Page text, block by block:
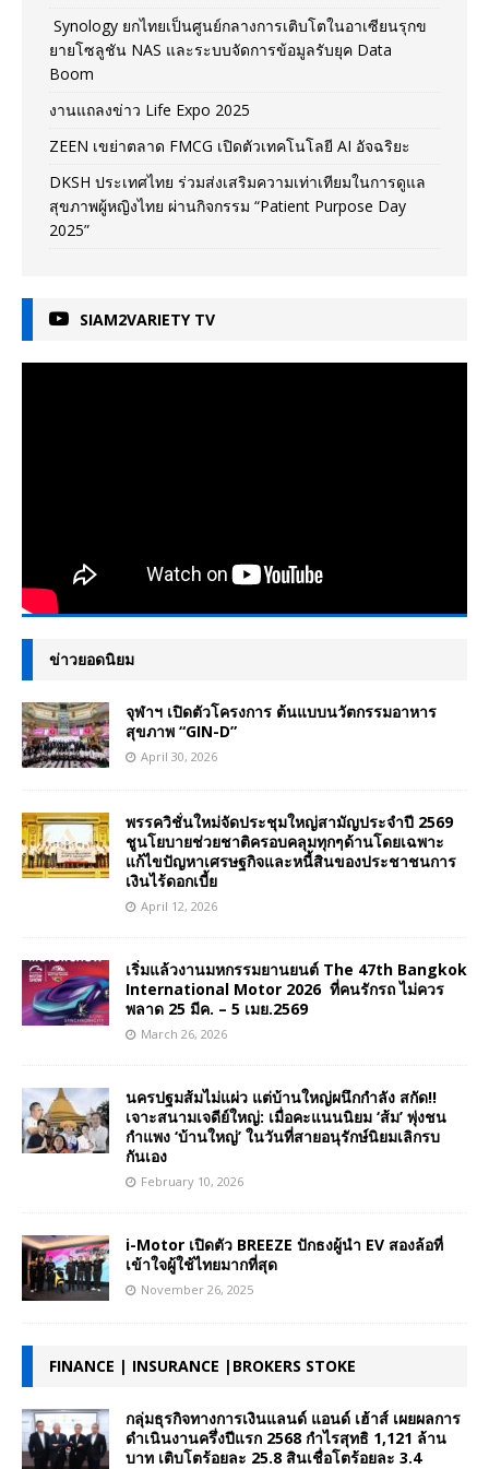
Synology ยกไทยเป็นศูนย์กลางการเติบโตในอาเซียนรุกข
ยายโซลูชัน NAS และระบบจัดการข้อมูลรับยุค Data
Boom
งานแถลงข่าว Life Expo 2025
ZEEN เขย่าตลาด FMCG เปิดตัวเทคโนโลยี AI อัจฉริยะ
DKSH ประเทศไทย ร่วมส่งเสริมความเท่าเทียมในการดูแล
สุขภาพผู้หญิงไทย ผ่านกิจกรรม “Patient Purpose Day
2025”
SIAM2VARIETY TV
ข่าวยอดนิยม
จุฬาฯ เปิดตัวโครงการ ต้นแบบนวัตกรรมอาหาร
สุขภาพ “GIN-D”
April 30, 2026
พรรควิชั่นใหม่จัดประชุมใหญ่สามัญประจำปี 2569
ชูนโยบายช่วยชาติครอบคลุมทุกๆด้านโดยเฉพาะ
แก้ไขปัญหาเศรษฐกิจและหนี้สินของประชาชนการ
เงินไร้ดอกเบี้ย
April 12, 2026
เริ่มแล้วงานมหกรรมยานยนต์ The 47th Bangkok
International Motor 2026 ที่คนรักรถ ไม่ควร
พลาด 25 มีค. – 5 เมย.2569
March 26, 2026
นครปฐมส้มไม่แผ่ว แต่บ้านใหญ่ผนึกกำลัง สกัด!!
เจาะสนามเจดีย์ใหญ่: เมื่อคะแนนนิยม ‘ส้ม’ พุ่งชน
กำแพง ‘บ้านใหญ่’ ในวันที่สายอนุรักษ์นิยมเลิกรบ
กันเอง
February 10, 2026
i-Motor เปิดตัว BREEZE ปักธงผู้นำ EV สองล้อที่
เข้าใจผู้ใช้ไทยมากที่สุด
November 26, 2025
FINANCE | INSURANCE |BROKERS STOKE
กลุ่มธุรกิจทางการเงินแลนด์ แอนด์ เฮ้าส์ เผยผลการ
ดำเนินงานครึ่งปีแรก 2568 กำไรสุทธิ 1,121 ล้าน
บาท เติบโตร้อยละ 25.8 สินเชื่อโตร้อยละ 3.4